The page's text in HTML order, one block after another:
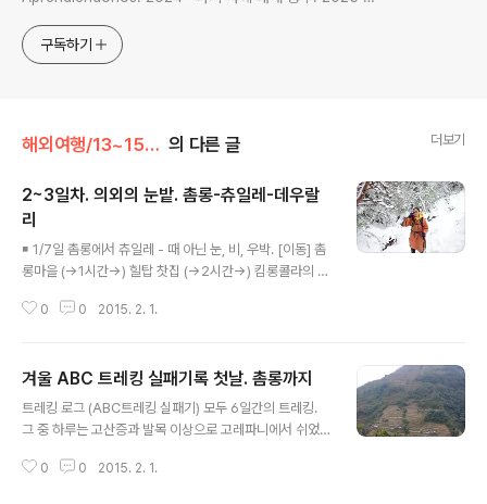
구독하기
해외여행/13~15 네팔 의 다른 글 더보기
2~3일차. 의외의 눈밭. 촘롱-츄일레-데우랄
리
￭ 1/7일 촘롱에서 츄일레 - 때 아닌 눈, 비, 우박. [이동] 촘
롱마을 (→1시간→) 힐탑 찻집 (→2시간→) 킴롱콜라의 티
/ 얇은 트레킹 바지 2천 미터 이하의 트레킹 길은 덥다. 하
입고 아래엔 내복 입고 침낭을 폈다. 이불까지 덮으니 900
g 침낭이 좀 과한 듯하다. 이불만 덮으면 조금 서늘하다. 아
침엔 날씨가 개었지만 금세 구름이 몰려온다. 어젯밤 내내
리까지 눈이 내려서 안나푸르나 베이스캠프에 며칠간 못
0 0 2015. 2. 1.
겨울 ABC 트레킹 실패기록 첫날. 촘롱까지
트레킹 로그 (ABC트레킹 실패기) 모두 6일간의 트레킹.
그 중 하루는 고산증과 발목 이상으로 고레파니에서 쉬었
건 다음 기회로 미뤄야겠지. 1일 : 시위까지 택시 – 큐미 –
0 0 2015. 2. 1.